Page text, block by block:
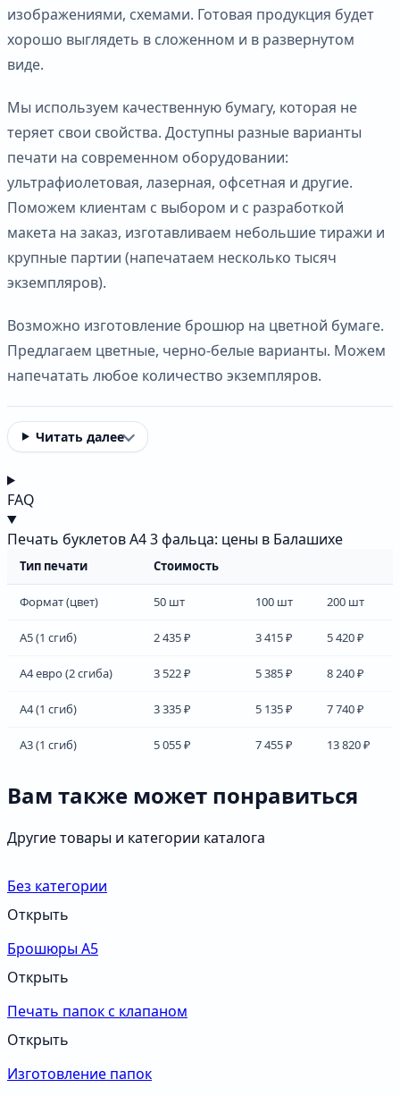
изображениями, схемами. Готовая продукция будет
хорошо выглядеть в сложенном и в развернутом
виде.
Мы используем качественную бумагу, которая не
теряет свои свойства. Доступны разные варианты
печати на современном оборудовании:
ультрафиолетовая, лазерная, офсетная и другие.
Поможем клиентам с выбором и с разработкой
макета на заказ, изготавливаем небольшие тиражи и
крупные партии (напечатаем несколько тысяч
экземпляров).
Возможно изготовление брошюр на цветной бумаге.
Предлагаем цветные, черно-белые варианты. Можем
напечатать любое количество экземпляров.
Читать далее
FAQ
Печать буклетов А4 3 фальца: цены в Балашихе
Тип печати Стоимость
Формат (цвет) 50 шт 100 шт 200 шт
А5 (1 сгиб) 2 435 ₽ 3 415 ₽ 5 420 ₽
А4 евро (2 сгиба) 3 522 ₽ 5 385 ₽ 8 240 ₽
А4 (1 сгиб) 3 335 ₽ 5 135 ₽ 7 740 ₽
А3 (1 сгиб) 5 055 ₽ 7 455 ₽ 13 820 ₽
Вам также может понравиться
Другие товары и категории каталога
Без категории
Открыть
Брошюры А5
Открыть
Печать папок с клапаном
Открыть
Изготовление папок